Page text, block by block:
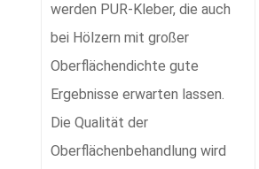
werden PUR-Kleber, die auch
bei Hölzern mit großer
Oberflächendichte gute
Ergebnisse erwarten lassen.
Die Qualität der
Oberflächenbehandlung wird